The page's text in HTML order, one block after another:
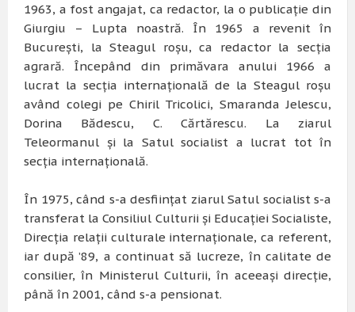
1963, a fost angajat, ca redactor, la o publicaţie din
Giurgiu – Lupta noastră. În 1965 a revenit în
Bucureşti, la Steagul roşu, ca redactor la secţia
agrară. Începând din primăvara anului 1966 a
lucrat la secţia internaţională de la Steagul roşu
având colegi pe Chiril Tricolici, Smaranda Jelescu,
Dorina Bădescu, C. Cărtărescu. La ziarul
Teleormanul şi la Satul socialist a lucrat tot în
secţia internaţională.
În 1975, când s-a desfiinţat ziarul Satul socialist s-a
transferat la Consiliul Culturii şi Educaţiei Socialiste,
Direcţia relaţii culturale internaţionale, ca referent,
iar după ’89, a continuat să lucreze, în calitate de
consilier, în Ministerul Culturii, în aceeaşi direcţie,
până în 2001, când s-a pensionat.